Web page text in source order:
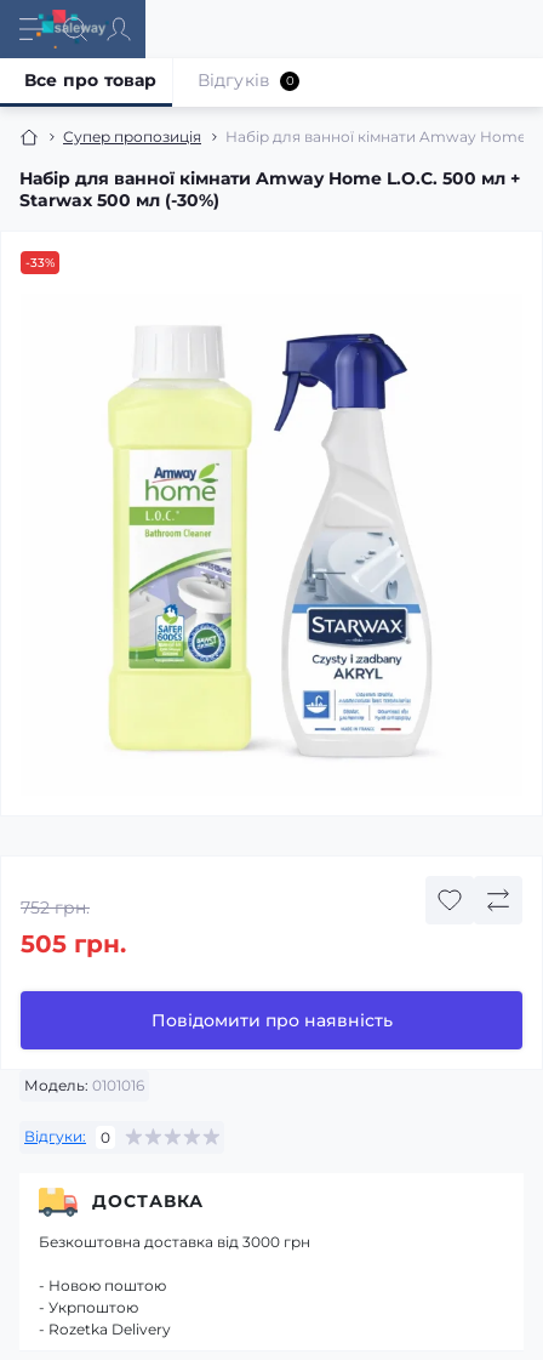
Супер пропозиція Набір для ванної кімнати Amway Home
Набір для ванної кімнати Amway Home L.O.C. 500 мл +
Starwax 500 мл (-30%)
Все про товар Відгуків 0
-33%
Модель: 0101016
Відгуки: 0
752 грн.
505 грн.
Повідомити про наявність
ДОСТАВКА
Безкоштовна доставка від 3000 грн
- Новою поштою
- Укрпоштою
- Rozetka Delivery